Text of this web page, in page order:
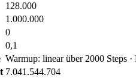
128.000
1.000.000
0
0,1
Warmup: linear über 2000 Steps
7.041.544.704